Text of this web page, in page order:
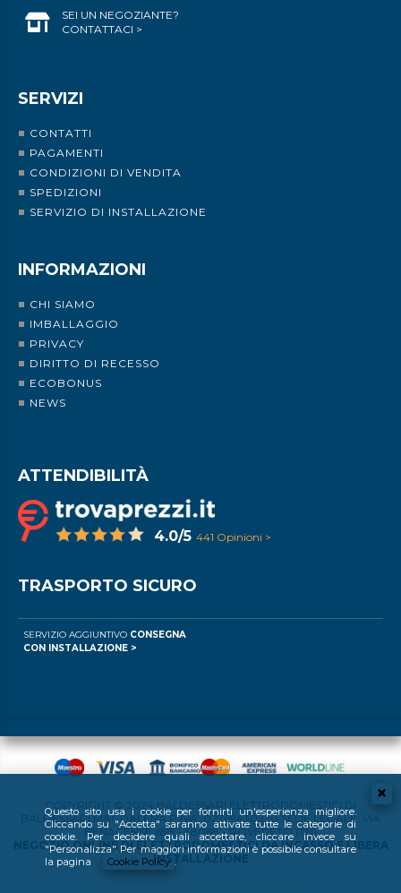
Questo sito usa i cookie per fornirti un'esperienza migliore.
Cliccando su "Accetta" saranno attivate tutte le categorie di
cookie. Per decidere quali accettare, cliccare invece su
"Personalizza". Per maggiori informazioni è possibile consultare
la pagina
Cookie Policy .
SEI UN NEGOZIANTE?
CONTATTACI >
SERVIZI
CONTATTI
PAGAMENTI
CONDIZIONI DI VENDITA
SPEDIZIONI
SERVIZIO DI INSTALLAZIONE
INFORMAZIONI
CHI SIAMO
IMBALLAGGIO
PRIVACY
DIRITTO DI RECESSO
ECOBONUS
NEWS
ATTENDIBILITÀ
4.0/5 441 Opinioni >
TRASPORTO SICURO
SERVIZIO AGGIUNTIVO CONSEGNA
CON INSTALLAZIONE >
COPYRIGHT © 2024 BALDESSARI ELETTRODOMESTICI DI
BALDESSARI MAGDALENA P.IVA: 02769430220 SEDE LEGALE: VIA
BENACENSE 65B - 38068 - ROVERETO (TN)
NEGOZIO ONLINE DI ELETTRODOMESTICI DA INCASSO E LIBERA
INSTALLAZIONE